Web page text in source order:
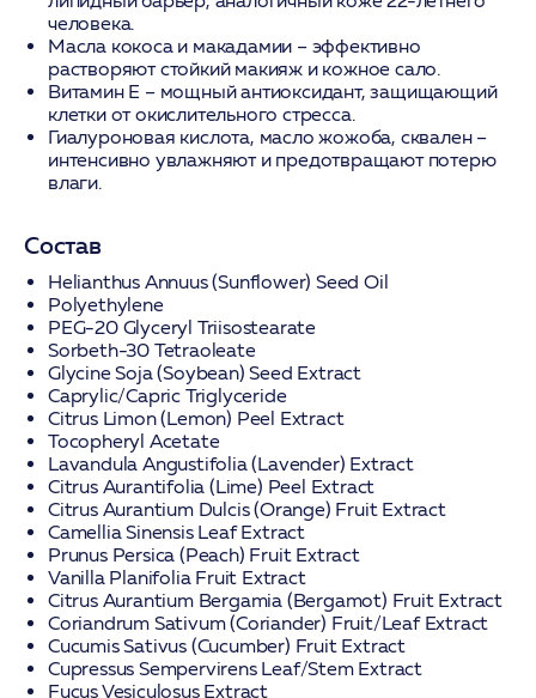
человека.
Масла кокоса и макадамии – эффективно
растворяют стойкий макияж и кожное сало.
Витамин E – мощный антиоксидант, защищающий
клетки от окислительного стресса.
Гиалуроновая кислота, масло жожоба, сквален–
интенсивно увлажняют и предотвращают потерю
влаги.
Состав
Helianthus Annuus (Sunflower) Seed Oil
Polyethylene
PEG-20 Glyceryl Triisostearate
Sorbeth-30 Tetraoleate
Glycine Soja (Soybean) Seed Extract
Caprylic/Capric Triglyceride
Citrus Limon (Lemon) Peel Extract
Tocopheryl Acetate
Lavandula Angustifolia (Lavender) Extract
Citrus Aurantifolia (Lime) Peel Extract
Citrus Aurantium Dulcis (Orange) Fruit Extract
Camellia Sinensis Leaf Extract
Prunus Persica (Peach) Fruit Extract
Vanilla Planifolia Fruit Extract
Citrus Aurantium Bergamia (Bergamot) Fruit Extract
Coriandrum Sativum (Coriander) Fruit/Leaf Extract
Cucumis Sativus (Cucumber) Fruit Extract
Cupressus Sempervirens Leaf/Stem Extract
Fucus Vesiculosus Extract